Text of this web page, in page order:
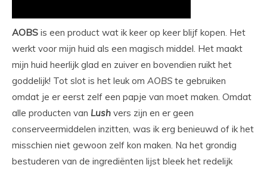
AOBS is een product wat ik keer op keer blijf kopen. Het
werkt voor mijn huid als een magisch middel. Het maakt
mijn huid heerlijk glad en zuiver en bovendien ruikt het
goddelijk! Tot slot is het leuk om AOBS te gebruiken
omdat je er eerst zelf een papje van moet maken. Omdat
alle producten van Lush vers zijn en er geen
conserveermiddelen inzitten, was ik erg benieuwd of ik het
misschien niet gewoon zelf kon maken. Na het grondig
bestuderen van de ingrediënten lijst bleek het redelijk